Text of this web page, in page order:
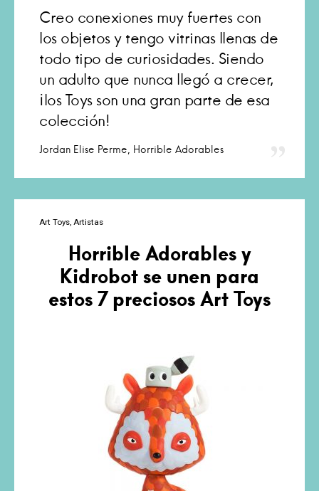
Escrivá
en
la
Gallery
(BCN)
Creo conexiones muy fuertes con
los objetos y tengo vitrinas llenas de
todo tipo de curiosidades. Siendo
un adulto que nunca llegó a crecer,
¡los Toys son una gran parte de esa
colección!
Jordan Elise Perme, Horrible Adorables
Art Toys Artistas
Horrible Adorables y
Kidrobot se unen para
estos 7 preciosos Art Toys